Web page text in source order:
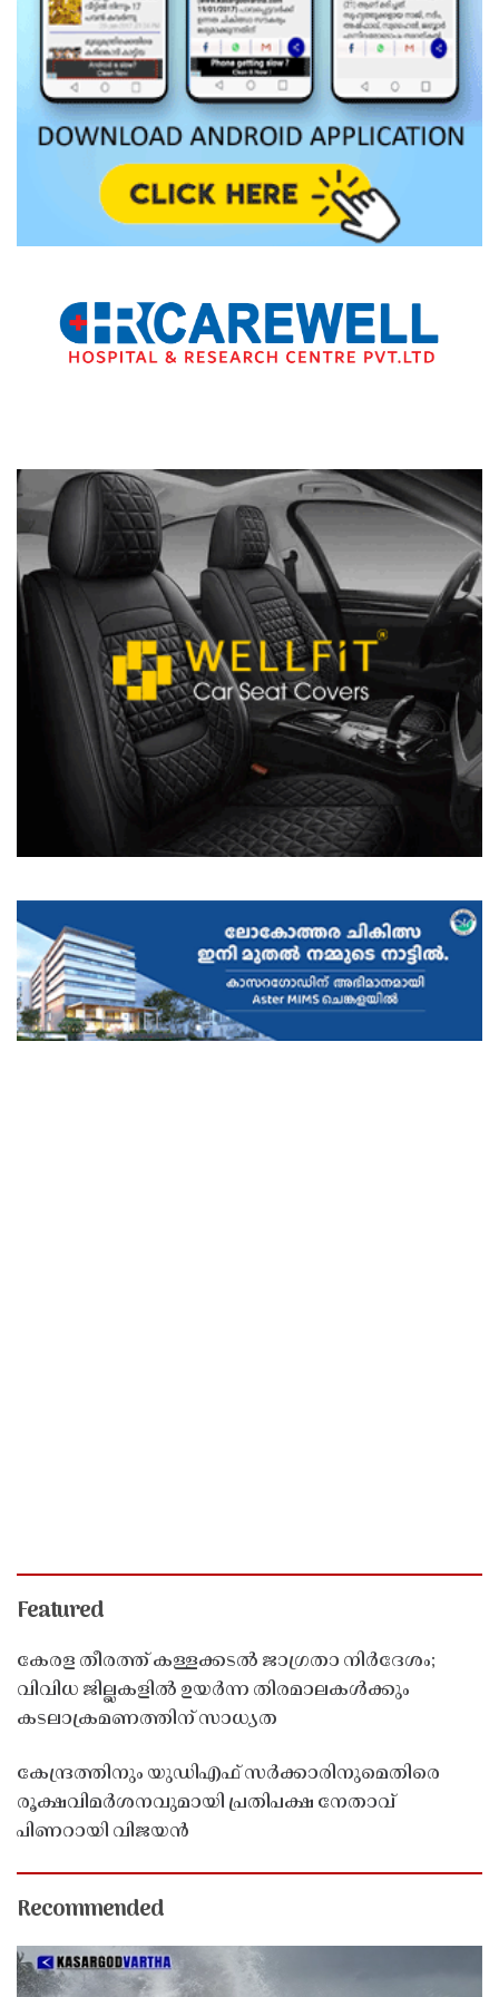
Featured
കേരള തീരത്ത് കള്ളക്കടൽ ജാഗ്രതാ നിർദേശം;
വിവിധ ജില്ലകളിൽ ഉയർന്ന തിരമാലകൾക്കും
കടലാക്രമണത്തിന് സാധ്യത
കേന്ദ്രത്തിനും യുഡിഎഫ് സർക്കാരിനുമെതിരെ
രൂക്ഷവിമർശനവുമായി പ്രതിപക്ഷ നേതാവ്
പിണറായി വിജയൻ
Recommended